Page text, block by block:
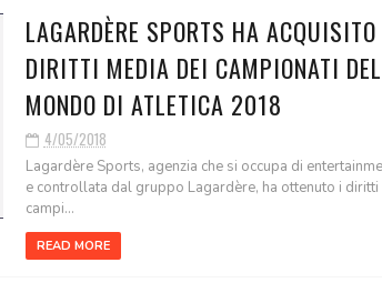
LAGARDÈRE SPORTS HA
DIRITTI MEDIA DEI CAMPIONATI DEL
MONDO DI ATLETICA 2018
4/05/2018
Lagardère Sports, agenzia che si occupa di
e controllata dal gruppo Lagardère, ha ottenuto i diritti
campi...
READ MORE